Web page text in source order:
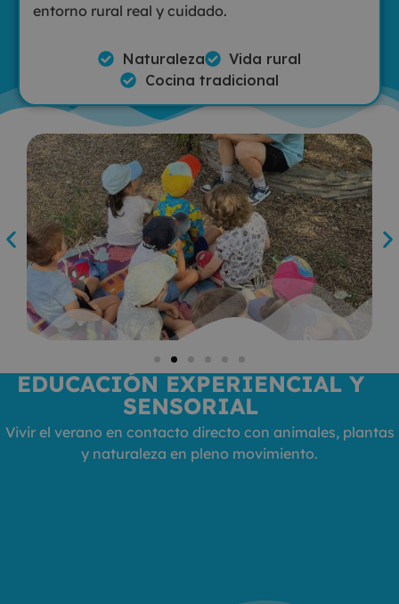
entorno rural real y cuidado.
Naturaleza
Vida rural
Cocina tradicional
EDUCACIÓN EXPERIENCIAL Y
SENSORIAL
Vivir el verano en contacto directo con animales, plantas
y naturaleza en pleno movimiento.